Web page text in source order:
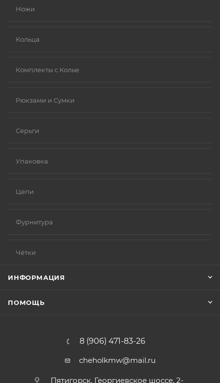
Ножи
Кольца
Комплекты с Колье
Рюкзами и Сумки
Серьги
Упаковка
Цепи
Фурнитура
Чётки
ИНФОРМАЦИЯ
ПОМОЩЬ
8 (906) 471-83-26
cheholkmw@mail.ru
Пятигорск, Георгиевское шоссе, 2-